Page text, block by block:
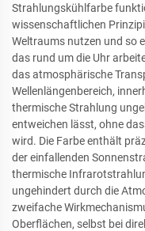
Strahlungskühlfarbe
wissenschaftlichen
Weltraums nutzen und so
das rund um die Uhr
das atmosphärische
Wellenlängenbereich,
thermische Strahlung
entweichen lässt, ohne
wird. Die Farbe enthält
der einfallenden
thermische
ungehindert durch die
zweifache
Oberflächen, selbst bei